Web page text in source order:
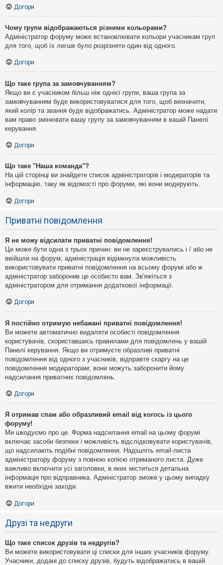
Догори
Чому групи відображаються різними кольорами?
Адміністратор форуму може встановлювати кольори учасникам груп
для того, щоб їх легше було розрізняти один від одного.
Догори
Що таке група за замовчуванням?
Якщо ви є учасником більш ніж однієї групи, ваша група за
замовчуванням буде використовуватися для того, щоб визначити,
який колір та звання буде відображатись. Адміністратор може надати
вам право змінювати вашу групу за замовчуванням в вашій Панелі
керування.
Догори
Що таке "Наша команда"?
На цій сторінці ви знайдете список адміністраторів і модераторів та
інформацію, таку як відомості про форуми, які вони модерують.
Догори
Приватні повідомлення
Я не можу відсилати приватні повідомлення!
Це може бути одна з трьох причин: ви не зареєструвались і / або не
ввійшли на форум, адміністрація відімкнула можливість
використовувати приватні повідомлення на всьому форумі або ж
адміністратор заборонив це особисто вам. Зв'яжіться з
адміністратором для отримання додаткової інформації.
Догори
Я постійно отримую небажані приватні повідомлення!
Ви можете автоматично видаляти особисті повідомлення
користувачів, скориставшись правилами для повідомлень у вашій
Панелі керування. Якщо ви отримуєте образливі приватні
повідомлення від одного з учасників, відправте скаргу на це
повідомлення модераторам; вони можуть заборонити йому
надсилання приватних повідомлень.
Догори
Я отримав спам або образливий email від когось із цього
форуму!
Ми шкодуємо про це. Форма надсилання email на цьому форумі
включає засоби безпеки і можливість відслідковувати користувачів,
що надсилають подібні повідомлення. Надішліть email-листа
адміністратору форуму з повною копією отриманого листа. Дуже
важливо включити усі заголовки, в яких міститься детальна
інформація про відправника. Адміністратор зможе у цьому випадку
вжити необхідні заходи.
Догори
Друзі та недруги
Що таке список друзів та недругів?
Ви можете використовувати ці списки для інших учасників форуму.
Учасники, додані до списку друзів, будуть відображатись в вашій